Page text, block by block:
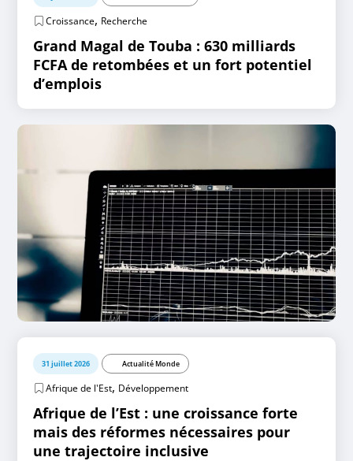
Croissance, Recherche
Grand Magal de Touba : 630 milliards
FCFA de retombées et un fort potentiel
d’emplois
31 juillet 2026 Actualité Monde
Afrique de l'Est, Développement
Afrique de l’Est : une croissance forte
mais des réformes nécessaires pour
une trajectoire inclusive